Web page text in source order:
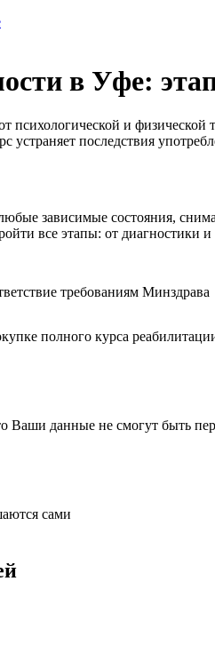
в Уфе:
и
устраняет последствия
зависимые состояния,
все этапы: от
требованиям Минздрава
полного курса
Ваши данные не смогут быть
сами